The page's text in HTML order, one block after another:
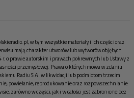
w tym wszystkie materiały i ich części oraz
mają charakter utworów lub wytworów objętych
o prawie autorskim i prawach pokrewnych lub Ustawy z
przemysłowej. Prawa o których mowa w zdaniu
Radiu S.A. w likwidacji lub podmiotom trzecim.
powielanie, reprodukowanie oraz rozpowszechnianie
zarówno w części, jak i w całości jest zabronione bez